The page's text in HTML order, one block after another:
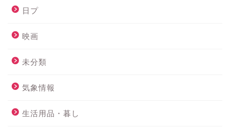
日プ
映画
未分類
気象情報
生活用品・暮し